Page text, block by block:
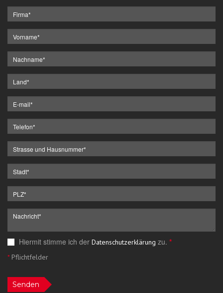
Hiermit stimme ich der Datenschutzerklärung zu. *
*Pflichtfelder
Senden